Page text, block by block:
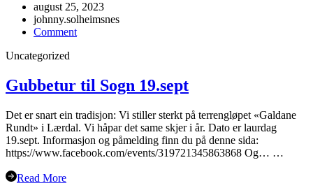
august 25, 2023
johnny.solheimsnes
Commenton
Uncategorized
Gubbetur til Sogn 19.sept
Det er snart ein tradisjon: Vi stiller sterkt på terrengløpet «Galdane
Rundt» i Lærdal. Vi håpar det same skjer i år. Dato er laurdag
19.sept. Informasjon og påmelding finn du på denne sida:
https://www.facebook.com/events/319721345863868 Og… …
Read More